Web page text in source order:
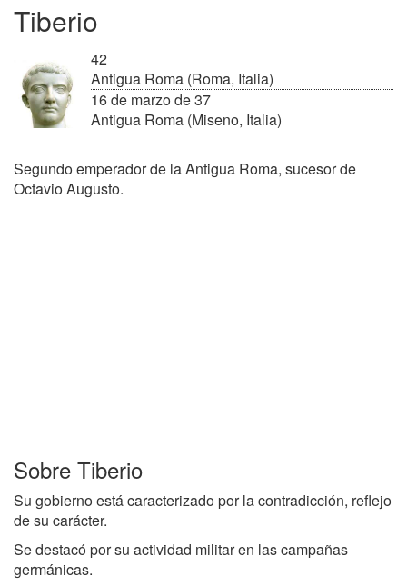
Tiberio
42
Antigua Roma (Roma, Italia)
16 de marzo de 37
Antigua Roma (Miseno, Italia)
Segundo emperador de la Antigua Roma, sucesor de
Octavio Augusto.
Sobre Tiberio
Su gobierno está caracterizado por la contradicción, reflejo
de su carácter.
Se destacó por su actividad militar en las campañas
germánicas.